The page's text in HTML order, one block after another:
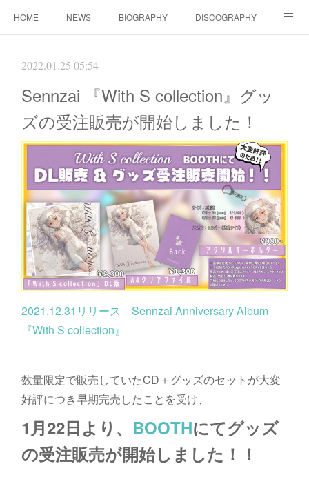
HOME NEWS BIOGRAPHY DISCOGRAPHY
2022.01.25 05:54
Sennzai 『With S collection』グッ
ズの受注販売が開始しました！
2021.12.31リリース Sennzai Anniversary Album
『With S collection』
数量限定で販売していたCD＋グッズのセットが大変
好評につき早期完売したことを受け、
1月22日より、 BOOTHにてグッズ
の受注販売が開始しました！！